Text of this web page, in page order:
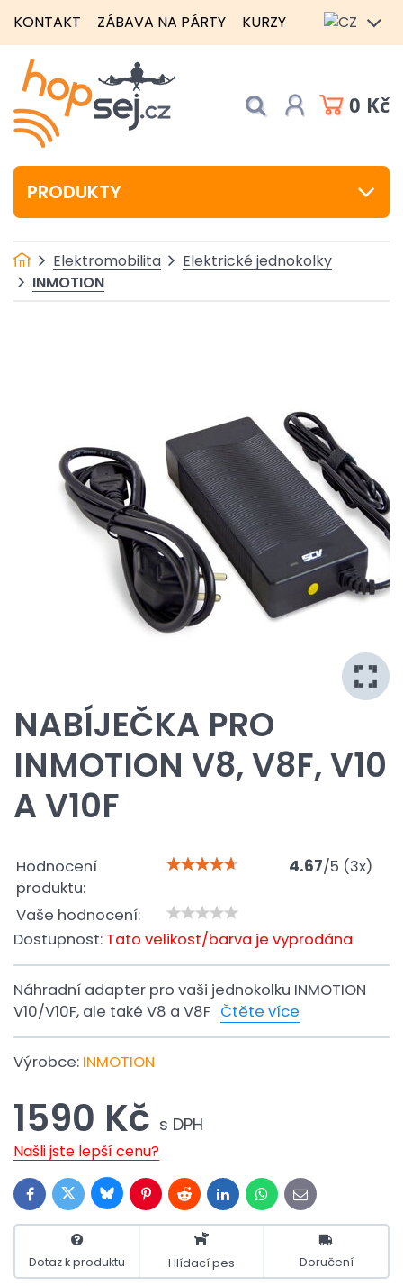
KONTAKT ZÁBAVA NA PÁRTY KURZY
0 Kč
PRODUKTY
Elektromobilita
Elektrické jednokolky
INMOTION
NABÍJEČKA PRO
INMOTION V8, V8F, V10
A V10F
Hodnocení
produktu:
4.67/5 (3x)
Vaše hodnocení:
Dostupnost: Tato velikost/barva je vyprodána
Náhradní adapter pro vaši jednokolku INMOTION
V10/V10F, ale také V8 a V8F Čtěte více
Výrobce: INMOTION
1590 Kč s DPH
Našli jste lepší cenu?
FacebookTwitterBlueskyPinterestRedditLinkedInWhatsApp
E-
mail
Dotaz k produktu Hlídací pes Doručení